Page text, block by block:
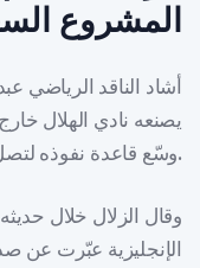
المشروع
أشاد الناقد الرياضي
يصنعه نادي الهلال
وسّع قاعدة نفوذه لتصل إلى أوروبا.
وقال الزلال خلال
الإنجليزية عبّرت عن